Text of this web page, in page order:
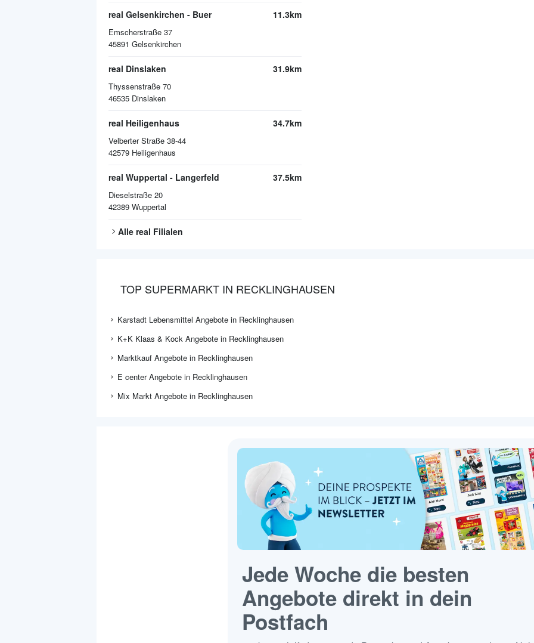
real Gelsenkirchen - Buer
Emscherstraße 37
45891 Gelsenkirchen
11.3km
real Dinslaken
Thyssenstraße 70
46535 Dinslaken
31.9km
real Heiligenhaus
Velberter Straße 38-44
42579 Heiligenhaus
34.7km
real Wuppertal - Langerfeld
Dieselstraße 20
42389 Wuppertal
37.5km
Alle real Filialen
TOP SUPERMARKT IN RECKLINGHAUSEN
Karstadt Lebensmittel Angebote in Recklinghausen
K+K Klaas & Kock Angebote in Recklinghausen
Marktkauf Angebote in Recklinghausen
E center Angebote in Recklinghausen
Mix Markt Angebote in Recklinghausen
Jede Woche die besten
Angebote direkt in dein
Postfach